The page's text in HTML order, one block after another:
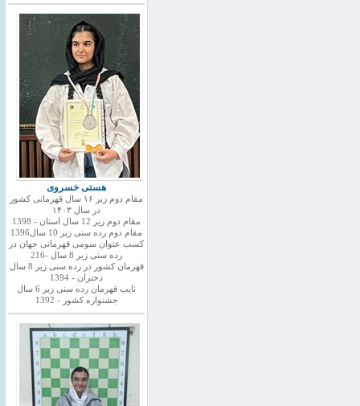
هستی خسروی
مقام دوم زیر ۱۶ سال قهرمانی کشور
در سال ۱۴۰۳
مقام دوم زیر 12 سال استان - 1398
مقام دوم رده سنی زیر 10 سال1396
کسب عنوان سومی قهرمانی جهان در
رده سنی زیر 8 سال -216
قهرمان کشور در رده سنی زیر 8 سال
دختران - 1394
نایب قهرمان رده سنی زیر 6 سال
جشنواره کشور - 1392